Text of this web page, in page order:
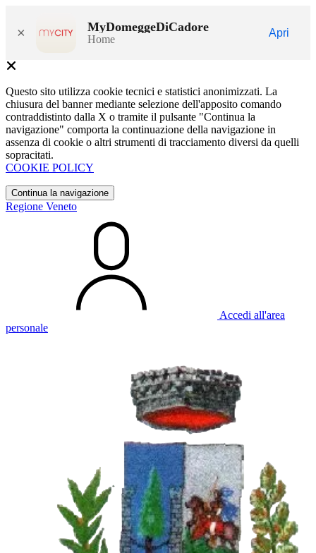
× MyDomeggeDiCadore
Home
Apri
Questo sito utilizza cookie tecnici e statistici anonimizzati. La
chiusura del banner mediante selezione dell'apposito comando
contraddistinto dalla X o tramite il pulsante "Continua la
navigazione" comporta la continuazione della navigazione in
assenza di cookie o altri strumenti di tracciamento diversi da quelli
sopracitati.
COOKIE POLICY
Continua la navigazione
Regione Veneto
Accedi all'area
personale